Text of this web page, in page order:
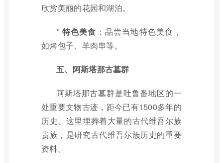
欣赏美丽的花园和湖泊。
* 特色美食 ：品尝当地特色美食，
如烤包子、羊肉串等。
五、阿斯塔那古墓群
阿斯塔那古墓群是吐鲁番地区的一
处重要文物古迹，距今已有1500多年的
历史。这里埋葬着大量的古代维吾尔族
贵族，是研究古代维吾尔族历史的重要
资料。